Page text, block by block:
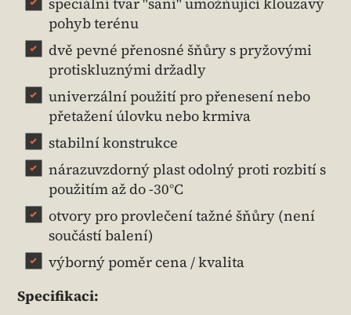
pohyb terénu
dvě pevné přenosné šňůry s pryžovými
protiskluznými držadly
univerzální použití pro přenesení nebo
přetažení úlovku nebo krmiva
stabilní konstrukce
nárazuvzdorný plast odolný proti rozbití s
použitím až do -30°C
otvory pro provlečení tažné šňůry (není
součástí balení)
výborný poměr cena / kvalita
Specifikaci: